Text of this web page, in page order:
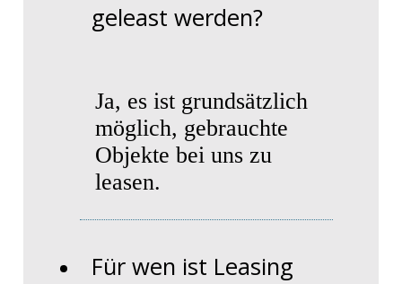
geleast werden?
Ja, es ist grundsätzlich
möglich, gebrauchte
Objekte bei uns zu
leasen.
Für wen ist Leasing